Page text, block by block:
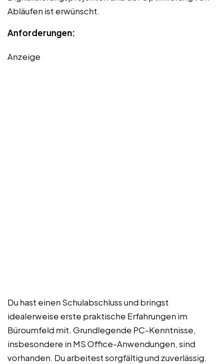
Abläufen ist erwünscht.
Anforderungen:
Anzeige
Du hast einen Schulabschluss und bringst
idealerweise erste praktische Erfahrungen im
Büroumfeld mit. Grundlegende PC-Kenntnisse,
insbesondere in MS Office-Anwendungen, sind
vorhanden. Du arbeitest sorgfältig und zuverlässig.